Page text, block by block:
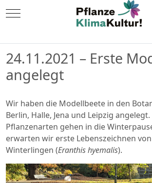
Mobile Menu Toggle
24.11.2021 – Erste
angelegt
Wir haben die Modellbeete in den
Berlin, Halle, Jena und Leipzig
Pflanzenarten gehen in die
erwarten wir erste Lebenszeichnen
Winterlingen (Eranthis hyemalis).